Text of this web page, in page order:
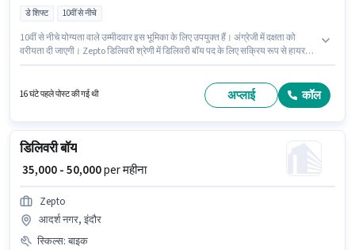
डे शिफ्ट 10वीं से नीचे
10वीं से नीचे योग्यता वाले उम्मीदवार इस भूमिका के लिए उपयुक्त हैं। अंग्रेजी में दक्षता को
वरीयता दी जाएगी। Zepto डिलिवरी श्रेणी में डिलिवरी बॉय पद के लिए सक्रिय रूप से हायर
पद के लिए Fixed सैलरी उपलब्ध है।
16 घंटे पहले पोस्ट की गई थी अप्लाई कॉल
डिलिवरी बॉय
₹ 35,000 - 50,000per महीना
Zepto
आदर्श नगर, इंदौर
स्किल्स: बाइक